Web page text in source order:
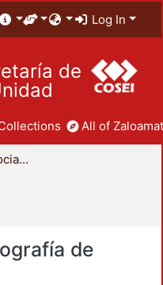
Log In
de
All of
División de Ciencias Sociales y Humanidades
de